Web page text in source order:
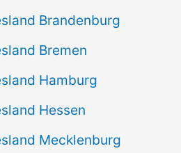
Brandenburg
Bremen
Hamburg
Hessen
Mecklenburg